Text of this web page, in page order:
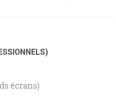
écrans)